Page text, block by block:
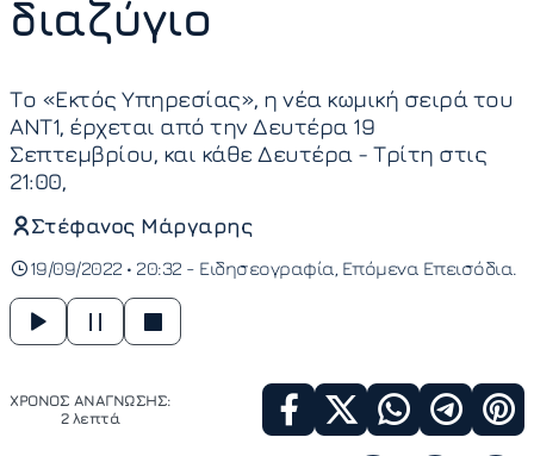
διαζύγιο
Το «Εκτός Υπηρεσίας», η νέα κωμική σειρά του
ΑΝΤ1, έρχεται από την Δευτέρα 19
Σεπτεμβρίου, και κάθε Δευτέρα - Τρίτη στις
21:00,
Στέφανος Μάργαρης
19/09/2022 • 20:32 - Ειδησεογραφία Επόμενα Επεισόδια
ΧΡΟΝΟΣ ΑΝΑΓΝΩΣΗΣ:
2 λεπτά